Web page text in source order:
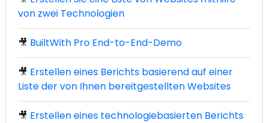
von zwei Technologien
🎥 BuiltWith Pro End-to-End-Demo
🎥 Erstellen eines Berichts basierend auf einer
Liste der von Ihnen bereitgestellten Websites
🎥 Erstellen eines technologiebasierten Berichts